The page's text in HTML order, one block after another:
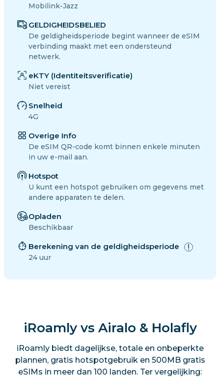
Mobilink-Jazz
GELDIGHEIDSBELIED
De geldigheidsperiode begint wanneer de eSIM
verbinding maakt met een ondersteund
netwerk.
eKTY (Identiteitsverificatie)
Niet vereist
Snelheid
4G
Overige Info
De eSIM QR-code komt binnen enkele minuten
in uw e-mail aan.
Hotspot
U kunt een hotspot gebruiken om gegevens met
andere apparaten te delen.
Opladen
Beschikbaar
Berekening van de geldigheidsperiode
24 uur
iRoamly vs Airalo & Holafly
iRoamly biedt dagelijkse, totale en onbeperkte
plannen, gratis hotspotgebruik en 500MB gratis
eSIMs in meer dan 100 landen. Ter vergelijking: